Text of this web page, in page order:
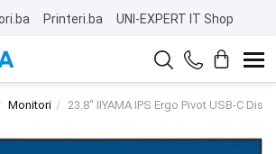
Printeri.ba UNI-EXPERT IT Shop
Monitori 23.8" IIYAMA IPS Ergo Pivot USB-C